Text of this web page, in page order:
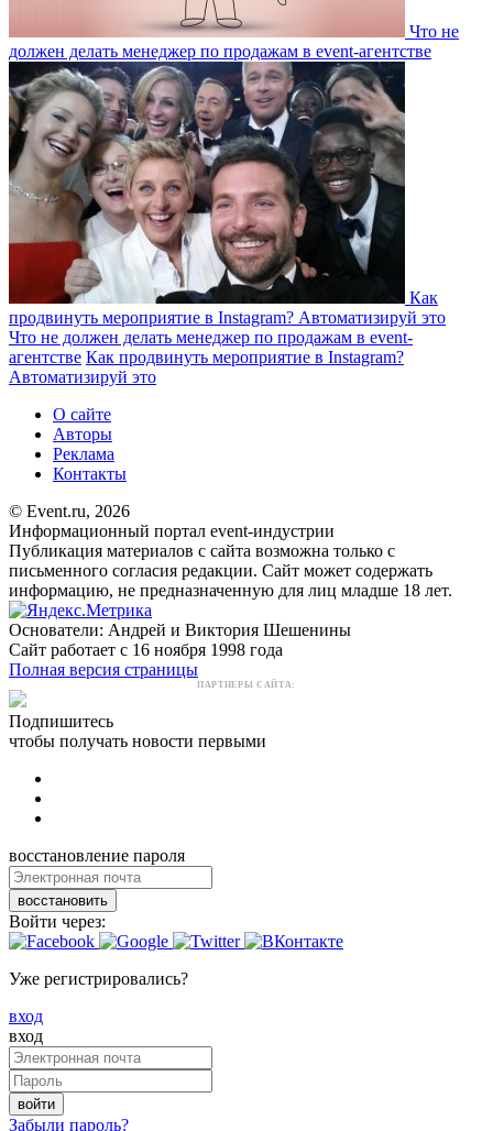
Что не
должен делать менеджер по продажам в event-агентстве
Как
продвинуть мероприятие в Instagram? Автоматизируй это
Что не должен делать менеджер по продажам в event-
агентстве Как продвинуть мероприятие в Instagram?
Автоматизируй это
О сайте
Авторы
Реклама
Контакты
© Event.ru, 2026
Информационный портал event-индустрии
Публикация материалов с сайта возможна только с
письменного согласия редакции. Сайт может содержать
информацию, не предназначенную для лиц младше 18 лет.
Основатели: Андрей и Виктория Шешенины
Сайт работает с 16 ноября 1998 года
Полная версия страницы
ПАРТНЕРЫ САЙТА:
Подпишитесь
чтобы получать новости первыми
восстановление пароля
восстановить
Войти через:
Уже регистрировались?
вход
вход
войти
Забыли пароль?